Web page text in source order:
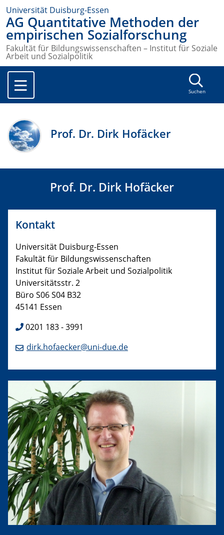
Universität Duisburg-Essen
AG Quantitative Methoden der
empirischen Sozialforschung
Fakultät für Bildungswissenschaften – Institut für Soziale
Arbeit und Sozialpolitik
Suchen
Prof. Dr. Dirk Hofäcker
Prof. Dr. Dirk Hofäcker
Kontakt
Universität Duisburg-Essen
Fakultät für Bildungswissenschaften
Institut für Soziale Arbeit und Sozialpolitik
Universitätsstr. 2
Büro S06 S04 B32
45141 Essen
0201 183 - 3991
dirk.hofaecker@uni-due.de